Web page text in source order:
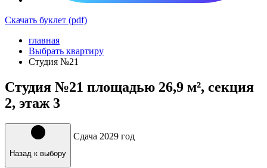
Скачать буклет (pdf)
главная
Выбрать квартиру
Студия №21
Студия №21 площадью 26,9 м², секция
2, этаж 3
Назад к выбору
Сдача 2029 год